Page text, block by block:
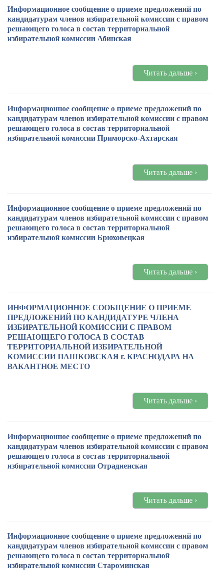
Информационное сообщение о приеме предложений по
кандидатурам членов избирательной комиссии с правом
решающего голоса в состав территориальной
избирательной комиссии Абинская
Читать дальше ›
Информационное сообщение о приеме предложений по
кандидатурам членов избирательной комиссии с правом
решающего голоса в состав территориальной
избирательной комиссии Приморско-Ахтарская
Читать дальше ›
Информационное сообщение о приеме предложений по
кандидатурам членов избирательной комиссии с правом
решающего голоса в состав территориальной
избирательной комиссии Брюховецкая
Читать дальше ›
ИНФОРМАЦИОННОЕ СООБЩЕНИЕ О ПРИЕМЕ
ПРЕДЛОЖЕНИЙ ПО КАНДИДАТУРЕ ЧЛЕНА
ИЗБИРАТЕЛЬНОЙ КОМИССИИ С ПРАВОМ
РЕШАЮЩЕГО ГОЛОСА В СОСТАВ
ТЕРРИТОРИАЛЬНОЙ ИЗБИРАТЕЛЬНОЙ
КОМИССИИ ПАШКОВСКАЯ г. КРАСНОДАРА НА
ВАКАНТНОЕ МЕСТО
Читать дальше ›
Информационное сообщение о приеме предложений по
кандидатурам членов избирательной комиссии с правом
решающего голоса в состав территориальной
избирательной комиссии Отрадненская
Читать дальше ›
Информационное сообщение о приеме предложений по
кандидатурам членов избирательной комиссии с правом
решающего голоса в состав территориальной
избирательной комиссии Староминская